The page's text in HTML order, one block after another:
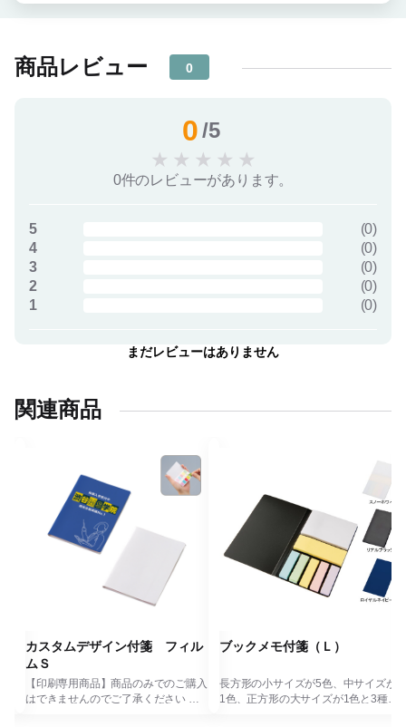
商品レビュー 0
0/5
★ ★ ★ ★ ★
0件のレビューがあります。
5 (0)
4
(0)
3
(0)
2
(0)
1
(0)
まだレビューはありません
関連商品
カスタムデザイン付箋 フィル
ムＳ
【印刷専用商品】商品のみでのご購入
はできませんのでご了承ください ※
ブックメモ付箋（Ｌ）
長方形の小サイズが5色、中サイズが
1色、正方形の大サイズが1色と3種類